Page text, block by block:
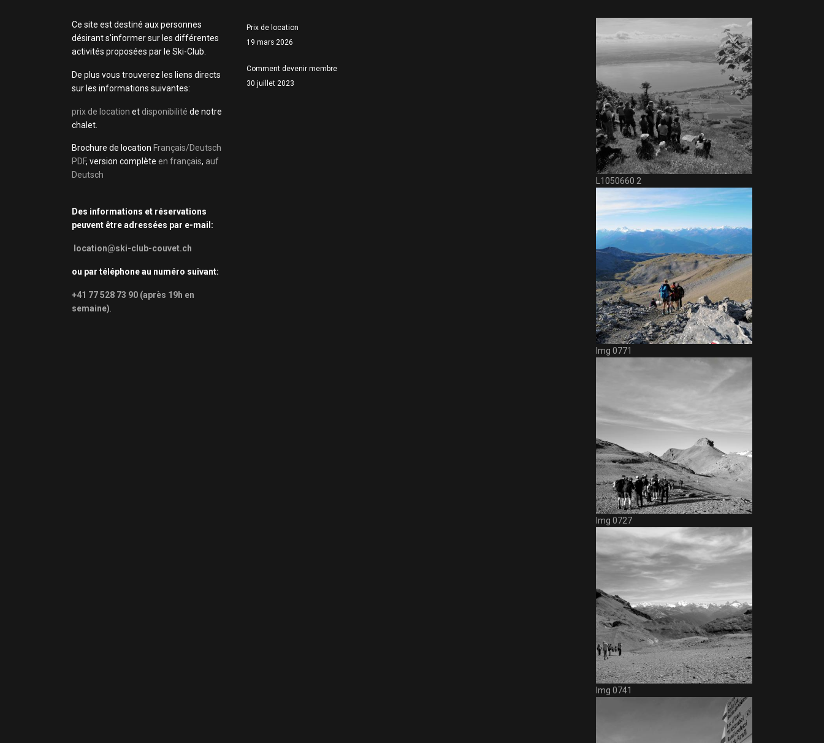
Ce site est destiné aux personnes
désirant s'informer sur les différentes
activités proposées par le Ski-Club.
De plus vous trouverez les liens directs
sur les informations suivantes:
prix de location et disponibilité de notre
chalet.
Brochure de location Français/Deutsch
PDF, version complète en français, auf
Deutsch
Des informations et réservations
peuvent être adressées par e-mail:
location@ski-club-couvet.ch
ou par téléphone au numéro suivant:
+41 77 528 73 90 (après 19h en
semaine)
Prix de location
19 mars 2026
Comment devenir membre
30 juillet 2023
L1050660 2
Img 0771
Img 0727
Img 0741